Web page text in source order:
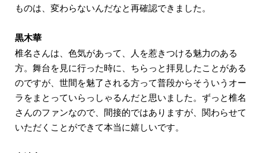
ものは、変わらないんだなと再確認できました。
黒木華
椎名さんは、色気があって、人を惹きつける魅力のある
方。舞台を見に行った時に、ちらっと拝見したことがある
のですが、世間を魅了される方って普段からそういうオー
ラをまとっていらっしゃるんだと思いました。ずっと椎名
さんのファンなので、間接的ではありますが、関わらせて
いただくことができて本当に嬉しいです。